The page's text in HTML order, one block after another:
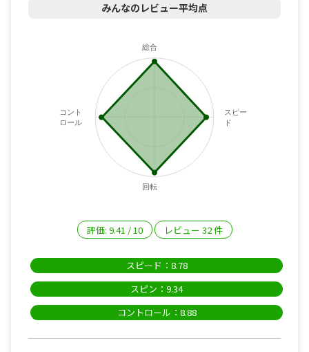
みんなのレビュー平均点
総合
スピー
ド
回転
コント
ロール
評価: 9.41 /10 レビュー 32件
スピード：8.78
スピン：9.34
コントロール：8.88